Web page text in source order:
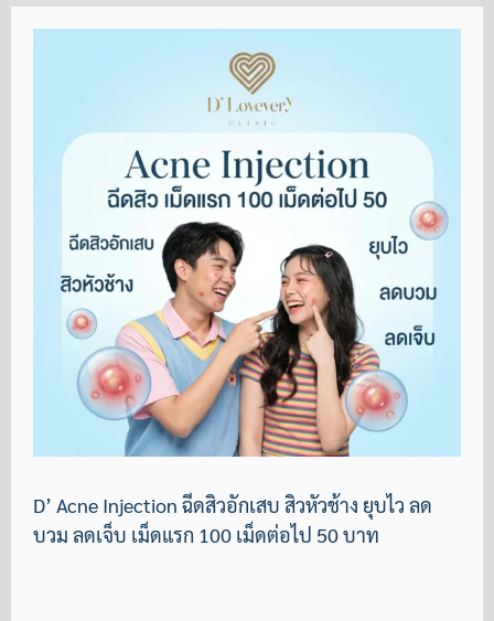
D’ Acne Injection ฉีดสิวอักเสบ สิวหัวช้าง ยุบไว ลด
บวม ลดเจ็บ เม็ดแรก 100 เม็ดต่อไป 50 บาท